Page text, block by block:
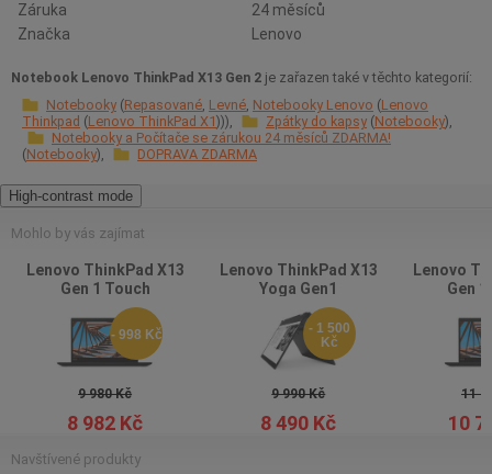
Záruka
24 měsíců
Značka
Lenovo
Notebook Lenovo ThinkPad X13 Gen 2 je zařazen také v těchto kategorií:
Notebooky Repasované Levné Notebooky Lenovo Lenovo
Thinkpad
Lenovo ThinkPad X1 Zpátky do kapsy Notebooky
Notebooky a Počítače se zárukou 24 měsíců ZDARMA!
Notebooky
DOPRAVA ZDARMA
High-contrast mode
Mohlo by vás zajímat
Lenovo ThinkPad X13
Gen 1 Touch
- 998 Kč
9 980 Kč
8 982 Kč
Lenovo ThinkPad X13
Yoga Gen1
- 1 500
Kč
9 990 Kč
8 490 Kč
Lenovo
Gen
11
10
Navštívené produkty